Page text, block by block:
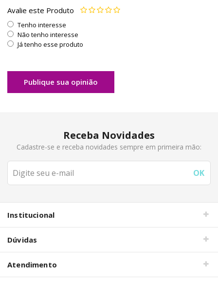
Avalie este Produto
Tenho interesse
Não tenho interesse
Já tenho esse produto
Publique sua opinião
Receba Novidades
Cadastre-se e receba novidades sempre em primeira mão:
Institucional
Dúvidas
Atendimento